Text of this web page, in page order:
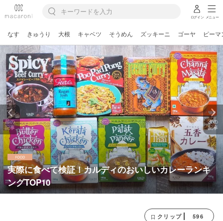
ログイン メニュー
なす きゅうり 大根 キャベツ そうめん ズッキーニ ゴーヤ ピーマ
実際に食べて検証！カルディのおいしいカレーランキ
ングTOP10
前の
記事
次の
記事
クリップ 596